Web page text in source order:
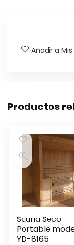
Añadir a
Productos
Sauna Seco
Portable
YD-8165